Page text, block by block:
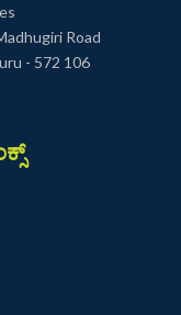
Road
- 572 106